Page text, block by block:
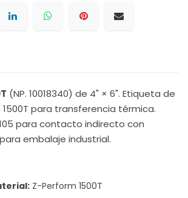
(NP. 10018340) de 4" × 6". Etiqueta de
para transferencia térmica.
para contacto indirecto con
embalaje industrial.
Z-Perform 1500T